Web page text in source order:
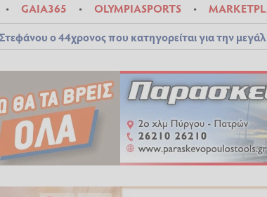
GAIA365 OLYMPIASPORTS
ο 44χρονος που κατηγορείται για την